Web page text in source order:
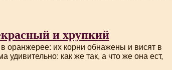
и хрупкий
оранжерее: их корни обнажены и висят в
удивительно: как же так, а что же она ест,